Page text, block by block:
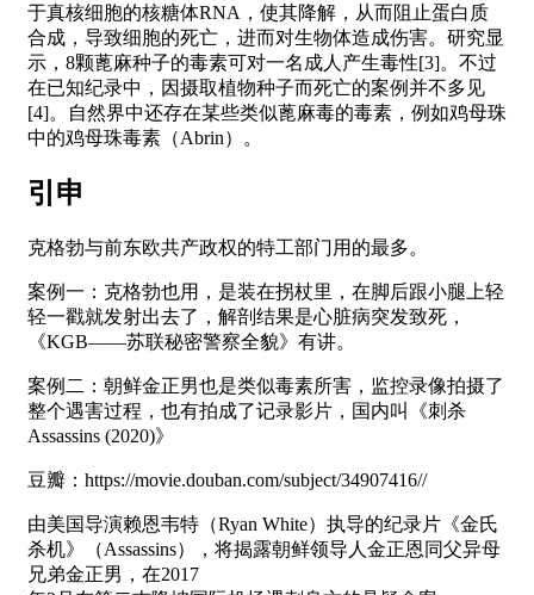
于真核细胞的核糖体RNA，使其降解，从而阻止蛋白质
合成，导致细胞的死亡，进而对生物体造成伤害。研究显
示，8颗蓖麻种子的毒素可对一名成人产生毒性[3]。不过
在已知纪录中，因摄取植物种子而死亡的案例并不多见
[4]。自然界中还存在某些类似蓖麻毒的毒素，例如鸡母珠
中的鸡母珠毒素（Abrin）。
引申
克格勃与前东欧共产政权的特工部门用的最多。
案例一：克格勃也用，是装在拐杖里，在脚后跟小腿上轻
轻一戳就发射出去了，解剖结果是心脏病突发致死，
《KGB——苏联秘密警察全貌》有讲。
案例二：朝鲜金正男也是类似毒素所害，监控录像拍摄了
整个遇害过程，也有拍成了记录影片，国内叫《刺杀
Assassins (2020)》
豆瓣：https://movie.douban.com/subject/34907416//
由美国导演赖恩韦特（Ryan White）执导的纪录片《金氏
杀机》（Assassins），将揭露朝鲜领导人金正恩同父异母
兄弟金正男，在2017